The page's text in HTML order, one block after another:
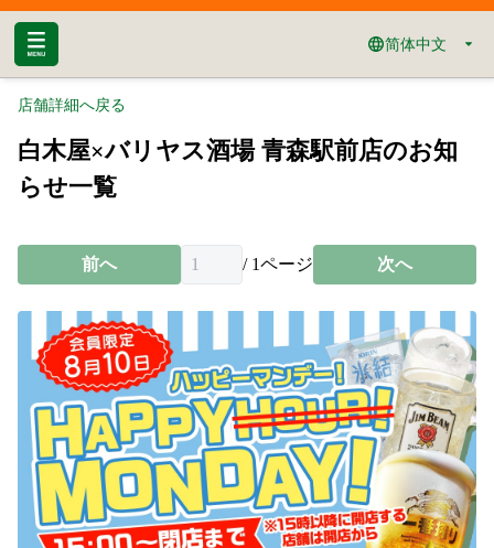
简体中文
店舗詳細へ戻る
白木屋×バリヤス酒場 青森駅前店のお知
らせ一覧
前へ / 1ページ 次へ